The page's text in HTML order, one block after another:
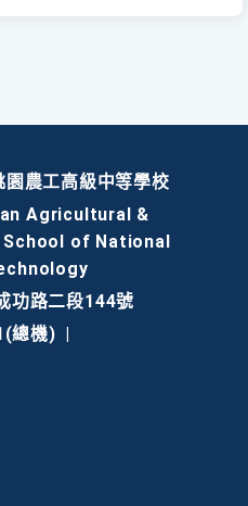
園農工高級中等學校
Agricultural &
of National
功路二段144號
總機)